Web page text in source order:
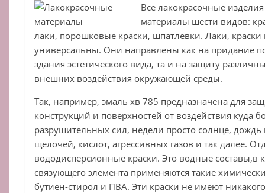
Все лакокрасочные
материалы шести видов:
лаки, порошковые краски, шпатлевки. Лаки,
универсальны. Они направлены как на придание
здания эстетического вида, та и на защиту
внешних воздействия окружающей среды.
Так, например, эмаль хв 785 предназначена для
конструкций и поверхностей от воздействия куда
разрушительных сил, недели просто солнце,
щелочей, кислот, агрессивных газов и так далее.
вододисперсионные краски. Это водные составы,в
связующего элемента применяются такие
бутиен-стирол и ПВА. Эти краски не имеют